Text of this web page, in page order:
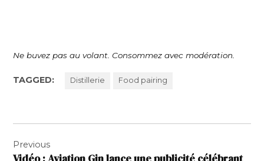
Ne buvez pas au volant. Consommez avec modération.
TAGGED: Distillerie Food pairing
de
Previous